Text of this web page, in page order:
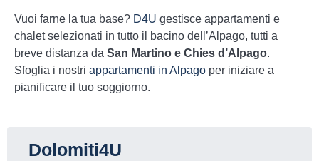
Vuoi farne la tua base? D4U gestisce appartamenti e
chalet selezionati in tutto il bacino dell’Alpago, tutti a
breve distanza da San Martino e Chies d’Alpago.
Sfoglia i nostri appartamenti in Alpago per iniziare a
pianificare il tuo soggiorno.
Dolomiti4U